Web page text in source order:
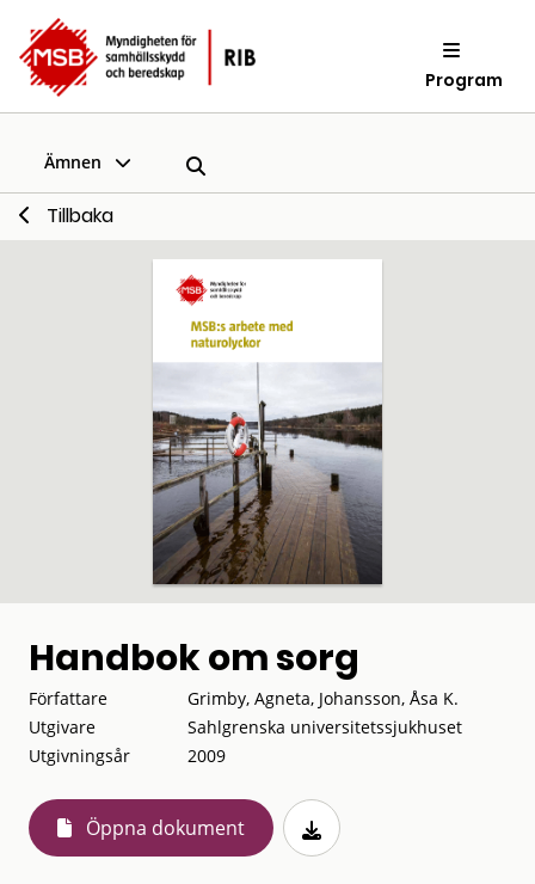
Program
Ämnen
Tillbaka
Handbok om sorg
Författare
Grimby, Agneta, Johansson, Åsa K.
Utgivare
Sahlgrenska universitetssjukhuset
Utgivningsår
2009
Öppna dokument